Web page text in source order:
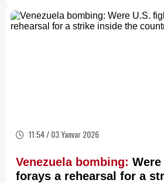
11:54 / 03 Yanvar 2026
Venezuela bombing:
forays a rehearsal for a